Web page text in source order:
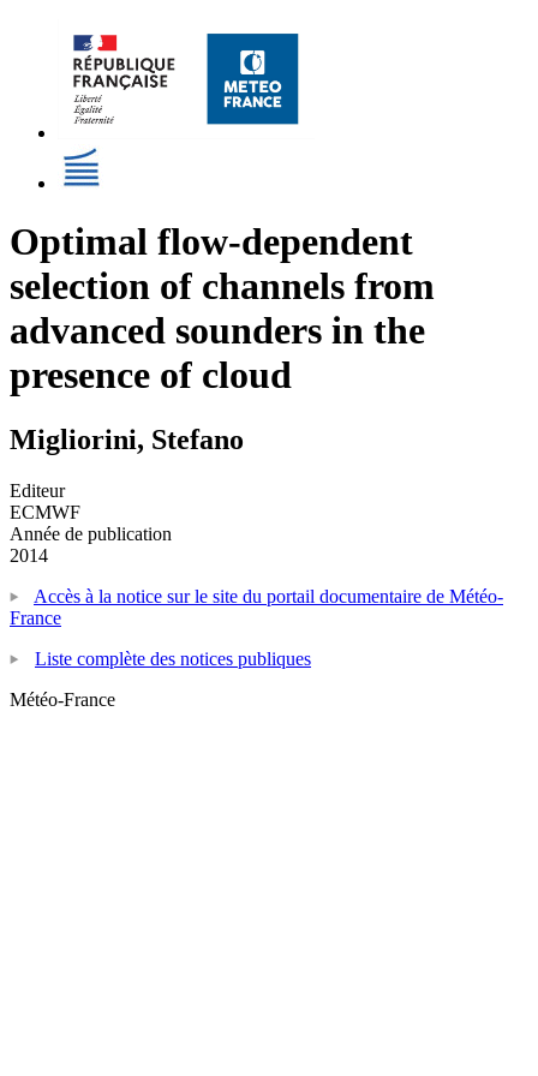
Optimal flow-dependent
selection of channels from
advanced sounders in the
presence of cloud
Migliorini, Stefano
Editeur
ECMWF
Année de publication
2014
Accès à la notice sur le site du portail documentaire de Météo-
France
Liste complète des notices publiques
Météo-France